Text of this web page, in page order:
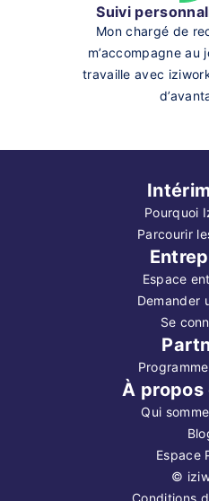
Suivi
Mon chargé de
m’accompagne au
travaille avec
Pourquoi
Parcourir
Espace
Demander
Se
À propos
Qui
Espace
©
Conditions